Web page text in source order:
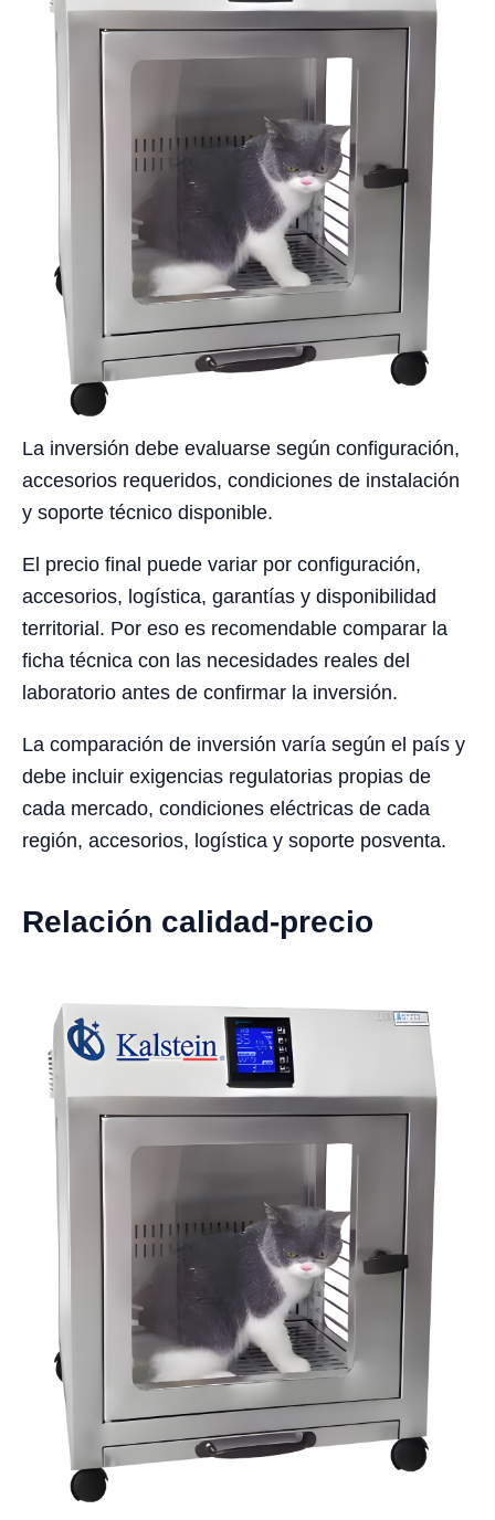
La inversión debe evaluarse según configuración,
accesorios requeridos, condiciones de instalación
y soporte técnico disponible.
El precio final puede variar por configuración,
accesorios, logística, garantías y disponibilidad
territorial. Por eso es recomendable comparar la
ficha técnica con las necesidades reales del
laboratorio antes de confirmar la inversión.
La comparación de inversión varía según el país y
debe incluir exigencias regulatorias propias de
cada mercado, condiciones eléctricas de cada
región, accesorios, logística y soporte posventa.
Relación calidad-precio